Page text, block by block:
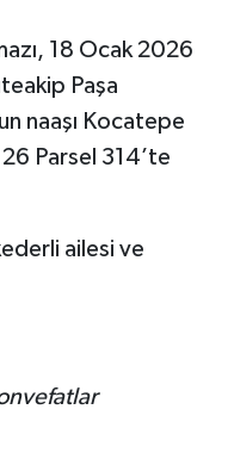
18 Ocak 2026
Paşa
naaşı Kocatepe
26 Parsel 314’te
ailesi ve